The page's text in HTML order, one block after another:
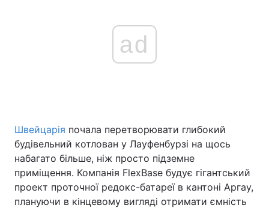
ad
Швейцарія почала перетворювати глибокий
будівельний котлован у Лауфенбурзі на щось
набагато більше, ніж просто підземне
приміщення. Компанія FlexBase будує гігантський
проект проточної редокс-батареї в кантоні Аргау,
плануючи в кінцевому вигляді отримати ємність